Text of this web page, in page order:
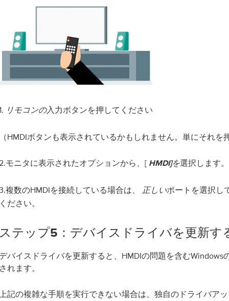
リモコンの入力ボタンを押してください
HMDIボタンも表示されているかもしれません。単にそれを
モニタに表示されたオプションから、[ HMDI]を選択します。
複数のHMDIを接続している場合は、 正しいポートを選択し
ださい。
テップ5：デバイスドライバを更新す
バイスドライバを更新すると、HMDIの問題を含むWindows
れます。
記の複雑な手順を実行できない場合は、独自のドライバア